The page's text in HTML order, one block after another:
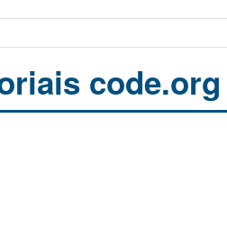
code.org